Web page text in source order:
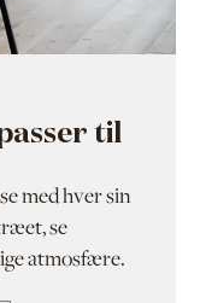
til
med hver sin
se
atmosfære.